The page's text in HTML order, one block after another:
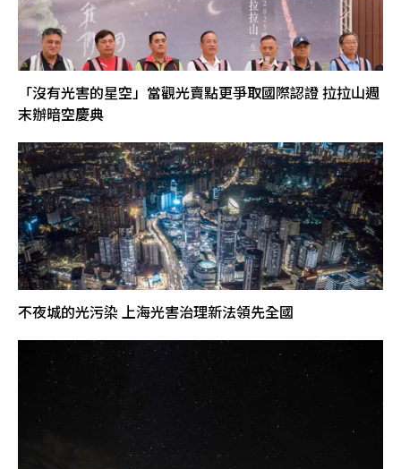
「沒有光害的星空」當觀光賣點更爭取國際認證 拉拉山週
末辦暗空慶典
不夜城的光污染 上海光害治理新法領先全國